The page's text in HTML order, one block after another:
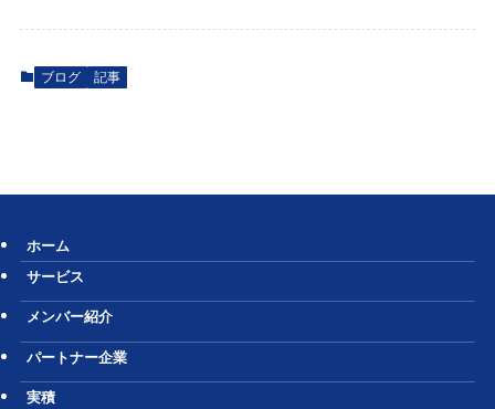
ブログ 記事
ホーム
サービス
メンバー紹介
パートナー企業
実積